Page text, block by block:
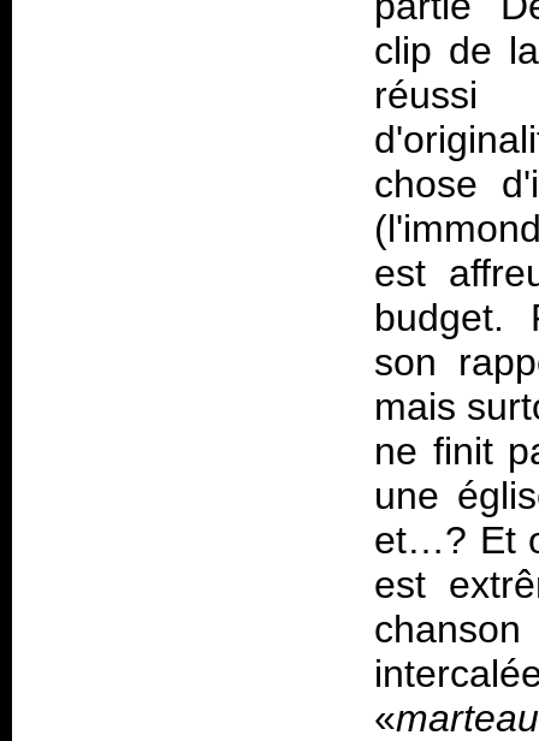
clip de
réussi
chose
est
budget.
son
mais
ne finit
une
et…? Et
est
«